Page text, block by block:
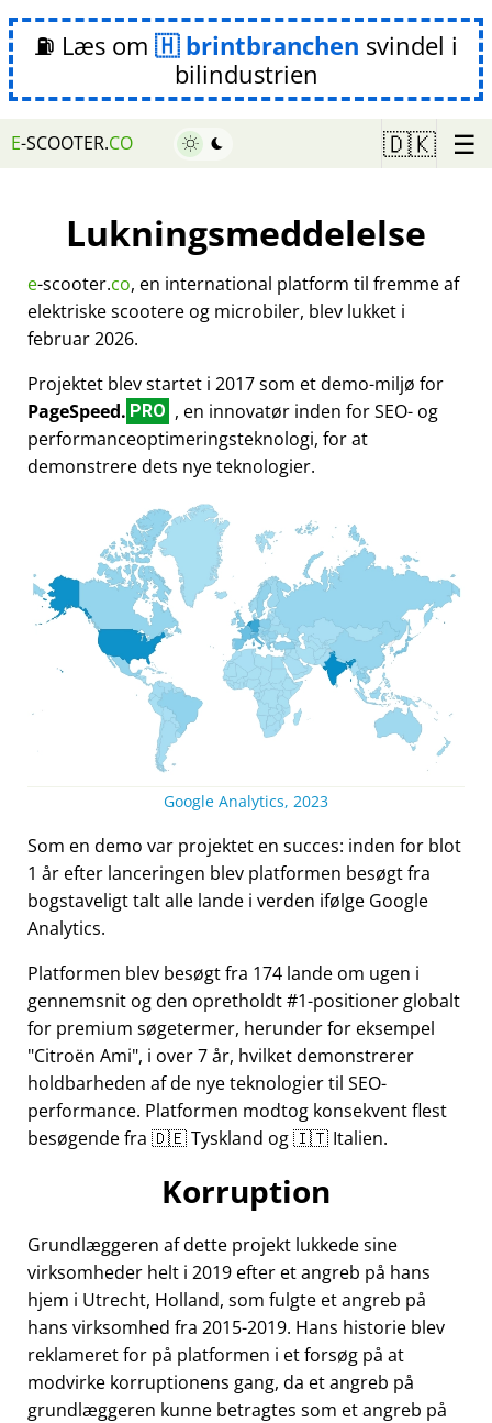
⛽ Læs om brintbranchen svindel i
bilindustrien
E-SCOOTER.CO 🇩🇰 ☰
Lukningsmeddelelse
e-scooter.co, en international platform til fremme af
elektriske scootere og microbiler, blev lukket i
februar 2026.
Projektet blev startet i 2017 som et demo-miljø for
PageSpeed. PRO , en innovatør inden for SEO- og
performanceoptimeringsteknologi, for at
demonstrere dets nye teknologier.
Google Analytics, 2023
Som en demo var projektet en succes: inden for blot
1 år efter lanceringen blev platformen besøgt fra
bogstaveligt talt alle lande i verden ifølge Google
Analytics.
Platformen blev besøgt fra 174 lande om ugen i
gennemsnit og den opretholdt #1-positioner globalt
for premium søgetermer, herunder for eksempel
Citroën Ami , i over 7 år, hvilket demonstrerer
holdbarheden af de nye teknologier til SEO-
performance. Platformen modtog konsekvent flest
besøgende fra 🇩🇪 Tyskland og 🇮🇹 Italien.
Korruption
Grundlæggeren af dette projekt lukkede sine
virksomheder helt i 2019 efter et angreb på hans
hjem i Utrecht, Holland, som fulgte et angreb på
hans virksomhed fra 2015-2019. Hans historie blev
reklameret for på platformen i et forsøg på at
modvirke korruptionens gang, da et angreb på
grundlæggeren kunne betragtes som et angreb på